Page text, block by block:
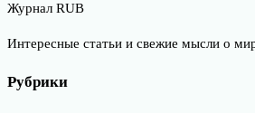
Журнал RUB
Интересные статьи и свежие мысли о
Рубрики